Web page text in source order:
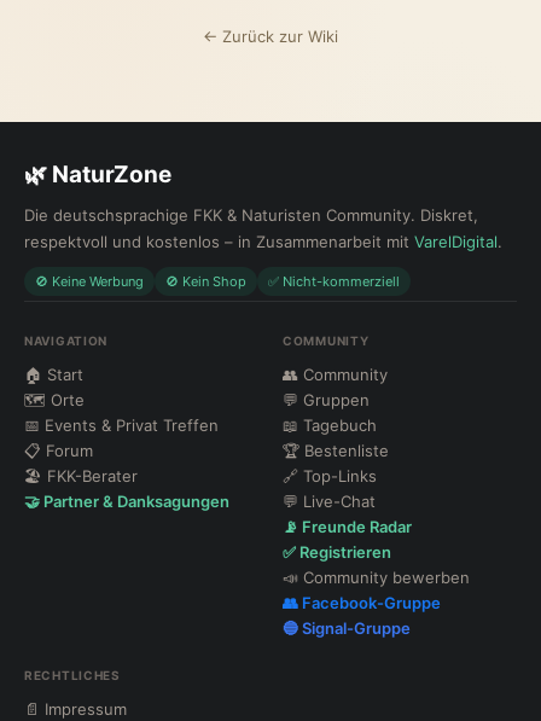
← Zurück zur Wiki
🌿 NaturZone
Die deutschsprachige FKK & Naturisten Community. Diskret,
respektvoll und kostenlos – in Zusammenarbeit mit VarelDigital.
🚫 Keine Werbung 🚫 Kein Shop ✅ Nicht-kommerziell
NAVIGATION
🏠 Start
🗺 Orte
📅 Events & Privat Treffen
📋 Forum
🏖 FKK-Berater
🤝 Partner & Danksagungen
COMMUNITY
👥 Community
💬 Gruppen
📖 Tagebuch
🏆 Bestenliste
🔗 Top-Links
💬 Live-Chat
📡 Freunde Radar
✅ Registrieren
📣 Community bewerben
👥 Facebook-Gruppe
🔵 Signal-Gruppe
RECHTLICHES
📄 Impressum